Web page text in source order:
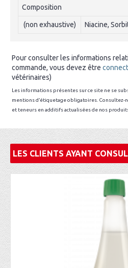
Composition
(non exhaustive) Niacine,
Pour consulter les informations
commande, vous devez être
vétérinaires)
Les informations présentes sur ce site ne se
mentions d’étiquetage obligatoires.
et teneurs en additifs actualisées de nos